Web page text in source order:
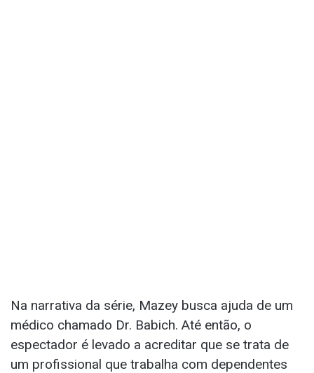
Na narrativa da série, Mazey busca ajuda de um
médico chamado Dr. Babich. Até então, o
espectador é levado a acreditar que se trata de
um profissional que trabalha com dependentes